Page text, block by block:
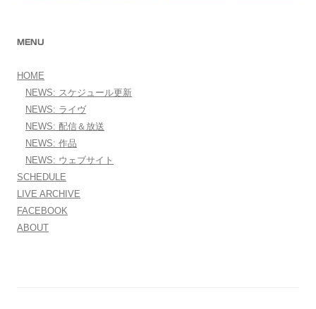
MENU
HOME
NEWS: スケジュール更新
NEWS: ライヴ
NEWS: 配信＆放送
NEWS: 作品
NEWS: ウェブサイト
SCHEDULE
LIVE ARCHIVE
FACEBOOK
ABOUT